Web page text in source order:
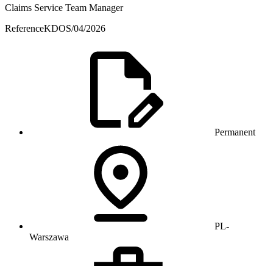
Claims Service Team Manager
ReferenceKDOS/04/2026
Permanent
PL-
Warszawa